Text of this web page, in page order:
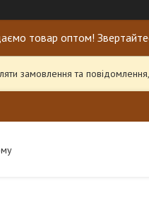
товар оптом!
замовлення та